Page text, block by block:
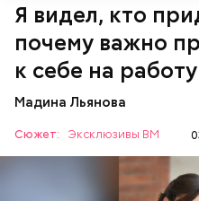
Я видел, кто
почему важно
к себе на работу
Мадина Льянова
Сюжет: Эксклюзивы ВМ